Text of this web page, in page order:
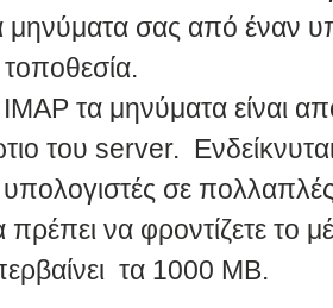
μηνύματα σας από έναν
IMAP τα μηνύματα είναι
του server.
σε πολλαπλές
να φροντίζετε το
τα 1000 ΜΒ.